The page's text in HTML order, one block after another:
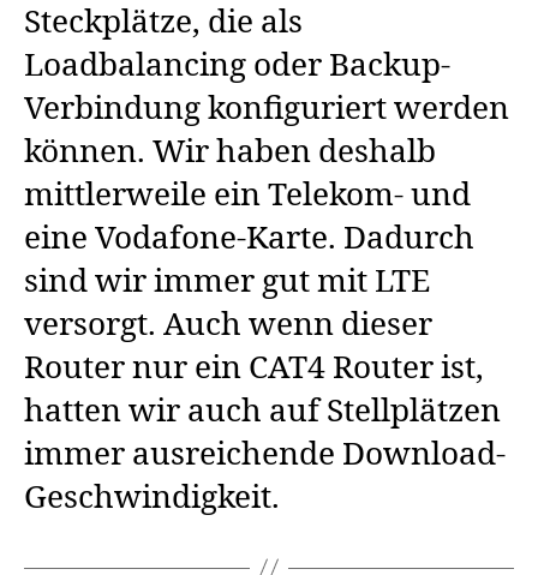
Steckplätze, die als
Loadbalancing oder Backup-
Verbindung konfiguriert werden
können. Wir haben deshalb
mittlerweile ein Telekom- und
eine Vodafone-Karte. Dadurch
sind wir immer gut mit LTE
versorgt. Auch wenn dieser
Router nur ein CAT4 Router ist,
hatten wir auch auf Stellplätzen
immer ausreichende Download-
Geschwindigkeit.